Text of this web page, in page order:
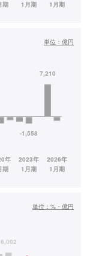
単位： 億円
単位： %・億円